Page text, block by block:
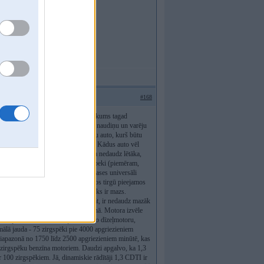
#168
Meriva 1,3 CDTI. Auto nobraukums tagad
Tāpēc, ka biju drusku iekrājis naudiņu un varēju
Par minēto summu gribējās tādu auto, kurš būtu
apsvērumiem nebija nozīmes. Kādus auto vēl
Volkswagen- Polo), būdama nedaudz lētāka,
ir par mazu. Kompaktklases hečbeki (piemēram,
mazāk vietas salonā. Kompaktklases universāli
ar to es aplūkoju nedaudzos tirgū pieejamos
ir salona centrā un bagāžnieks ir mazs.
Fiat- Idea, manuprāt, ir nedaudz mazāk
tolaik vēl nebija pārdošanā. Motora izvēle
mēnešus. Izvēlējos mazāko dīzeļmotoru,
jauda - 75 zirgspēki pie 4000 apgriezieniem
no 1750 līdz 2500 apgriezieniem minūtē, kas
benzīna motoriem. Daudzi apgalvo, ka 1,3
zirgspēkiem. Jā, dinamiskie rādītāji 1,3 CDTI ir